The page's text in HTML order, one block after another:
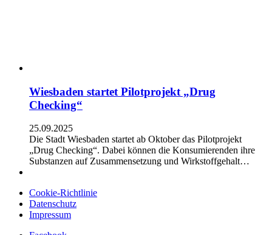
Wiesbaden startet Pilotprojekt „Drug
Checking“
25.09.2025
Die Stadt Wiesbaden startet ab Oktober das Pilotprojekt
„Drug Checking“. Dabei können die Konsumierenden ihre
Substanzen auf Zusammensetzung und Wirkstoffgehalt…
Cookie-Richtlinie
Datenschutz
Impressum